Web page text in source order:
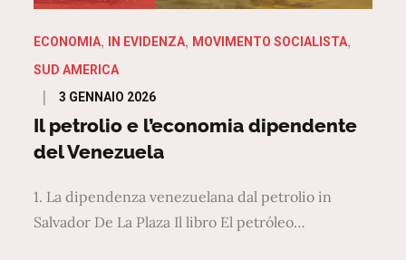
ECONOMIA IN EVIDENZA
MOVIMENTO SOCIALISTA
SUD AMERICA
Posted
on
3 GENNAIO 2026
Il petrolio e l’economia dipendente
del Venezuela
1. La dipendenza venezuelana dal petrolio in
Salvador De La Plaza Il libro El petróleo…